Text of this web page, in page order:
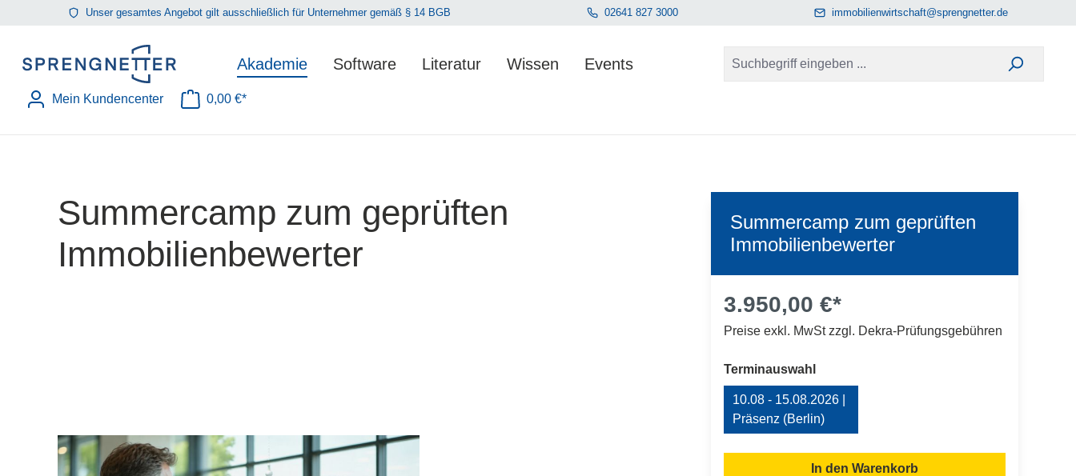
Zur Hauptnavigation springen
Unser gesamtes Angebot gilt ausschließlich für Unternehmer gemäß § 14 BGB 02641 827 3000 immobilienwirtschaft@sprengnetter.de
Akademie Software Literatur Wissen Events
Mein Kundencenter
0,00 €*
Warenkorb enthält 0 Positionen. Der Gesamtwert beträgt 0,00 €.
Summercamp zum geprüften
Immobilienbewerter
Summercamp zum geprüften
Immobilienbewerter
3.950,00 €*
Preise exkl. MwSt zzgl. Dekra-Prüfungsgebühren
Terminauswahl auswählen
10.08 - 15.08.2026 |
Präsenz (Berlin)
In den Warenkorb